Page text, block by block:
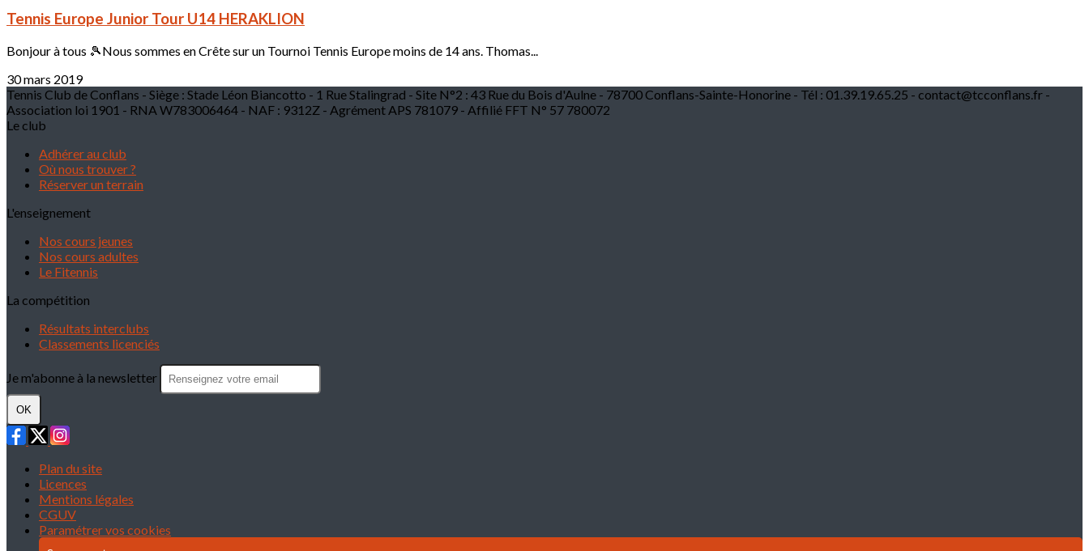
Tennis Europe Junior Tour U14 HERAKLION
Bonjour à tous 🎾Nous sommes en Crête sur un Tournoi Tennis Europe moins de 14 ans. Thomas...
30 mars 2019
Tennis Club de Conflans - Siège : Stade Léon Biancotto - 1 Rue Stalingrad - Site N°2 : 43 Rue du Bois d'Aulne - 78700 Conflans-Sainte-Honorine - Tél : 01.39.19.65.25 - contact@tcconflans.fr -
Association loi 1901 - RNA W783006464 - NAF : 9312Z - Agrément APS 781079 - Affilié FFT N° 57 780072
Le club
Adhérer au club
Où nous trouver ?
Réserver un terrain
L'enseignement
Nos cours jeunes
Nos cours adultes
Le Fitennis
La compétition
Résultats interclubs
Classements licenciés
Je m'abonne à la newsletter
OK
Plan du site
Licences
Mentions légales
CGUV
Paramétrer vos cookies